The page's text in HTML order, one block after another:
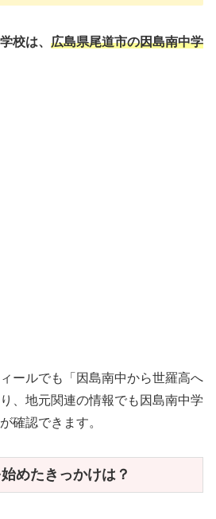
校は、 広島県尾道市の因島南中学
ールでも「因島南中から世羅高へ
、地元関連の情報でも因島南中学
確認できます。
めたきっかけは？